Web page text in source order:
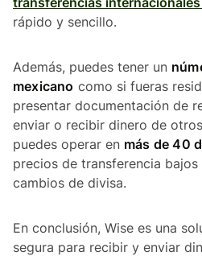
rápido y sencillo.
Además, puedes tener un
mexicano como si fueras
presentar documentación de
enviar o recibir dinero de
puedes operar en más de 40
precios de transferencia
cambios de divisa.
En conclusión, Wise es una
segura para recibir y enviar